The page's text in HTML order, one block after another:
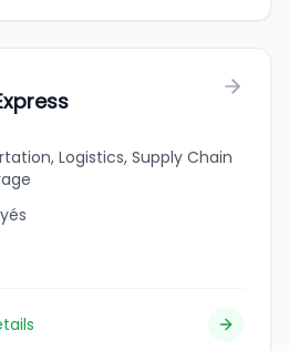
Logistics, Supply Chain